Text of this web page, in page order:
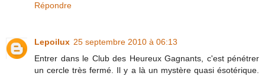
Répondre
Lepoilux 25 septembre 2010 à 06:13
Entrer dans le Club des Heureux Gagnants, c'est pénétrer
un cercle très fermé. Il y a là un mystère quasi ésotérique.